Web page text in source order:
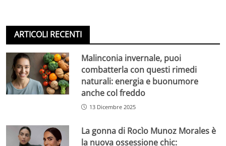
ARTICOLI RECENTI
Malinconia invernale, puoi
combatterla con questi rimedi
naturali: energia e buonumore
anche col freddo
13 Dicembre 2025
La gonna di Rocìo Munoz Morales è
la nuova ossessione chic: